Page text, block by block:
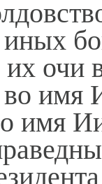
их
во
имя